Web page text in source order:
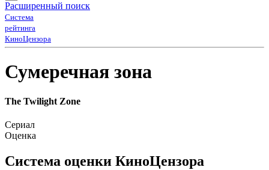
Расширенный поиск
Система
рейтинга
КиноЦензора
Сумеречная зона
The Twilight Zone
Сериал
Оценка
Система оценки КиноЦензора